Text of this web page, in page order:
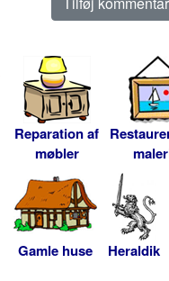
Reparation af
møbler
Gamle huse Heraldik